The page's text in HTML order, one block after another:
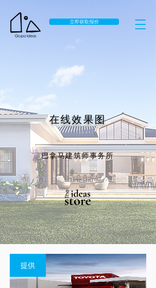
立即获取报价
在线效果图
巴拿马建筑师事务所
提供